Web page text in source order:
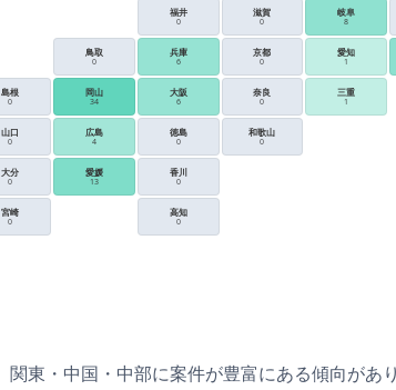
福井
0
滋賀
0
岐阜
8
鳥取
0
兵庫
6
京都
0
愛知
1
島根
0
岡山
34
大阪
6
奈良
0
三重
1
山口
0
広島
4
徳島
0
和歌山
0
愛媛
13
香川
0
大分
0
高知
0
宮崎
0
関東・中国・中部に案件が豊富にある傾向があ